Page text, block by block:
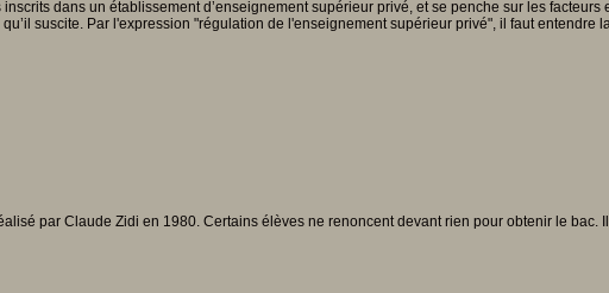
dans un établissement d’enseignement supérieur privé, et se penche sur les
suscite. Par l'expression "régulation de l'enseignement supérieur privé", il faut
par Claude Zidi en 1980. Certains élèves ne renoncent devant rien pour obtenir le